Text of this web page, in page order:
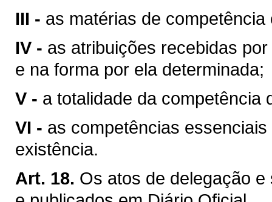
III - as matérias de
IV - as atribuições recebidas
e na forma por ela determinada;
V - a totalidade da competência
VI - as competências
existência.
Art. 18. Os atos de delegação